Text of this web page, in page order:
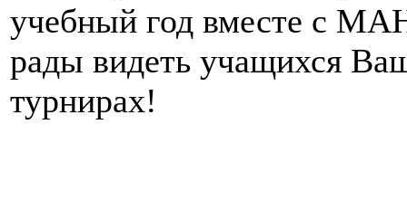
учебный год вместе с
рады видеть учащихся
турнирах!